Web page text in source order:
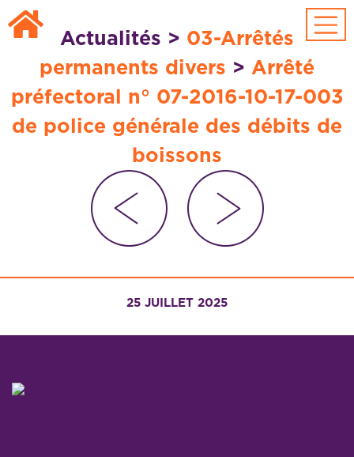
Passer au contenu principal
Actualités > 03-Arrêtés
permanents divers > Arrêté
préfectoral n° 07-2016-10-17-003
de police générale des débits de
boissons
25 JUILLET 2025